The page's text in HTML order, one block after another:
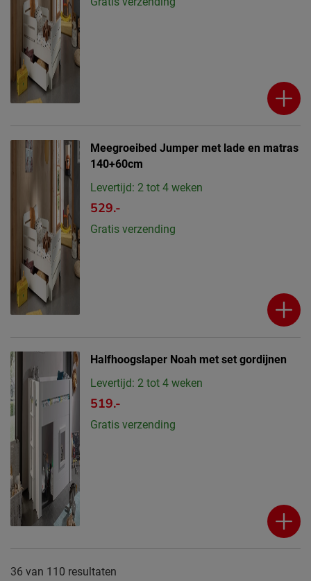
Meegroeibed Jumper met lade en matras
140+60cm
Levertijd: 2 tot 4 weken
529.-
Gratis verzending
Halfhoogslaper Noah met set gordijnen
Levertijd: 2 tot 4 weken
519.-
Gratis verzending
36 van 110 resultaten